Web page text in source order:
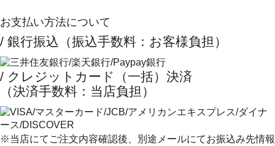
お支払い方法について
/ 銀行振込（振込手数料：お客様負担）
/ クレジットカード（一括）決済
（決済手数料：当店負担）
※当店にてご注文内容確認後、別途メールにてお振込み先情報